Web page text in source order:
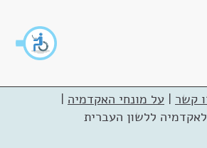
קשר | על מונחי האקדמיה |
ללשון העברית